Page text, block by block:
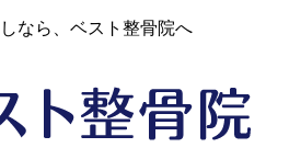
なら、ベスト整骨院へ